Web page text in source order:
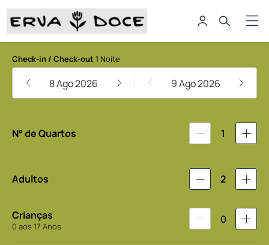
Pousada Erva Doce
Check-in / Check-out 1 Noite
8 Ago 2026 9 Ago 2026
N° de Quartos 1
Adultos 2
Crianças
0 aos 17 Anos
0